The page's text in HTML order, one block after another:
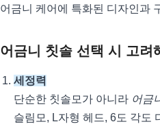
어금니 케어에 특화된 디자인과
어금니 칫솔 선택 시 고려
세정력
단순한 칫솔모가 아니라 어금
슬림모, L자형 헤드, 6도 각도